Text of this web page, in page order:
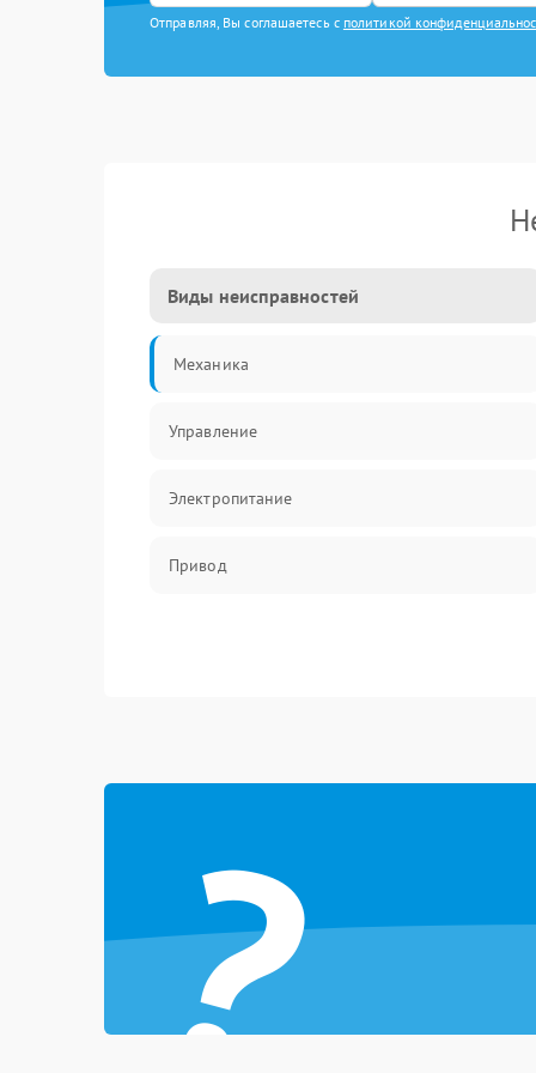
Отправляя, Вы соглашаетесь с политикой
Виды неисправностей
Механика
Управление
Электропитание
Привод
?